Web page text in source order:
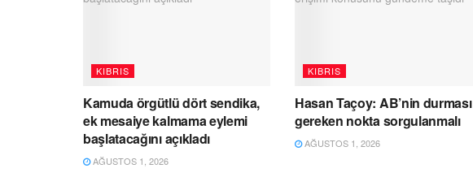
KIBRIS
Kamuda örgütlü dört sendika,
ek mesaiye kalmama eylemi
başlatacağını açıkladı
AĞUSTOS 1, 2026
KIBRIS
Hasan Taçoy: AB’nin durması
gereken nokta sorgulanmalı
AĞUSTOS 1, 2026